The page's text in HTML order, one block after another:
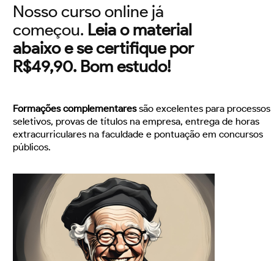
Nosso curso online já
começou. Leia o material
abaixo e se certifique por
R$49,90. Bom estudo!
Formações complementaressão excelentes para processos
seletivos, provas de títulos na empresa, entrega de horas
extracurriculares na faculdade e pontuação em concursos
públicos.